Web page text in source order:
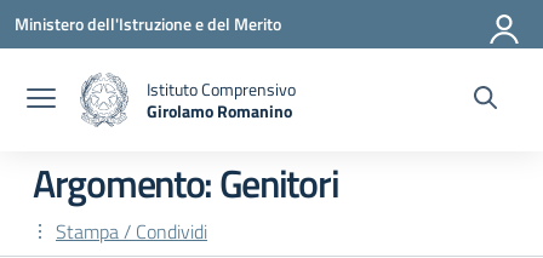
Vai ai contenuti
Vai al menu di navigazione
Vai al footer
Ministero dell'Istruzione e del Merito
Istituto Comprensivo
Girolamo Romanino
Argomento: Genitori
Stampa / Condividi